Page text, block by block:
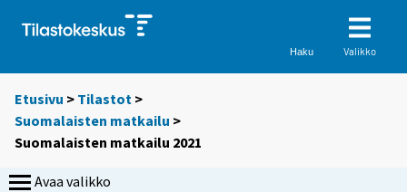
Haku Valikko
Etusivu > Tilastot >
Suomalaisten matkailu >
Suomalaisten matkailu 2021
Avaa valikko